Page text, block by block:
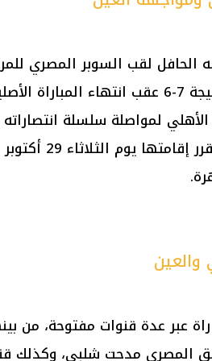
تاريخه، بعد فوزه بركلات الترجيح بنتيجة 7-6 عقب
الأهلي لمواصلة سلسلة
المقبلة أمام العين
والعين